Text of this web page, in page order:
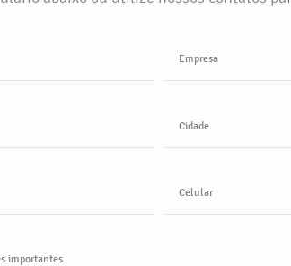
Empresa
Cidade
Celular
importantes